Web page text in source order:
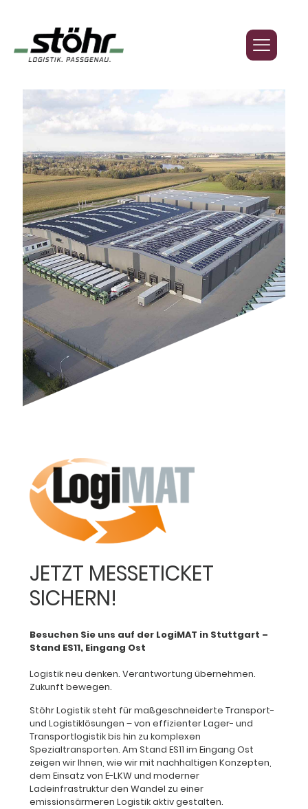
JETZT MESSETICKET
SICHERN!
Besuchen Sie uns auf der LogiMAT in Stuttgart –
Stand ES11, Eingang Ost
Logistik neu denken. Verantwortung übernehmen.
Zukunft bewegen.
Stöhr Logistik steht für maßgeschneiderte Transport-
und Logistiklösungen – von effizienter Lager- und
Transportlogistik bis hin zu komplexen
Spezialtransporten. Am Stand ES11 im Eingang Ost
zeigen wir Ihnen, wie wir mit nachhaltigen Konzepten,
dem Einsatz von E-LKW und moderner
Ladeinfrastruktur den Wandel zu einer
emissionsärmeren Logistik aktiv gestalten.